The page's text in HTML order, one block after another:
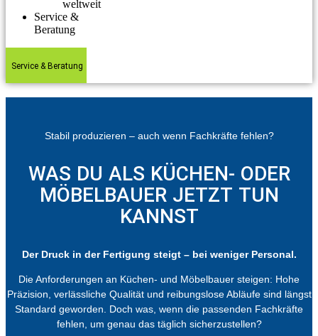
weltweit
Service &
Beratung
Service & Beratung
Stabil produzieren – auch wenn Fachkräfte fehlen?
WAS DU ALS KÜCHEN- ODER
MÖBELBAUER JETZT TUN
KANNST
Der Druck in der Fertigung steigt – bei weniger Personal.
Die Anforderungen an Küchen- und Möbelbauer steigen: Hohe
Präzision, verlässliche Qualität und reibungslose Abläufe sind längst
Standard geworden. Doch was, wenn die passenden Fachkräfte
fehlen, um genau das täglich sicherzustellen?